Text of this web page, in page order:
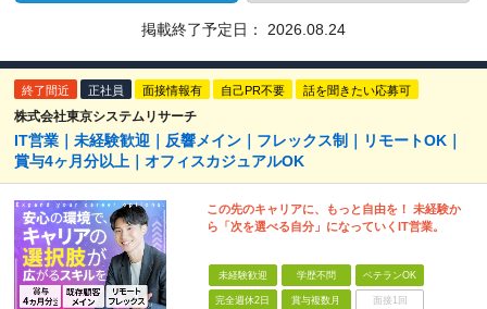
掲載終了予定日： 2026.08.24
終了間近 正社員 面接情報有 自己PR不要 話を聞きたい応募可
株式会社東京システムリサーチ
IT営業｜未経験歓迎｜反響メイン｜フレックス制｜リモートOK｜
賞与4ヶ月分以上｜オフィスカジュアルOK
この先のキャリアに、もっと自由を！ 未経験か
ら「次を選べる自分」になっていくIT営業。
未経験歓迎 学歴不問 ベテランOK
完全週休2日 賞与複数月 面接1回